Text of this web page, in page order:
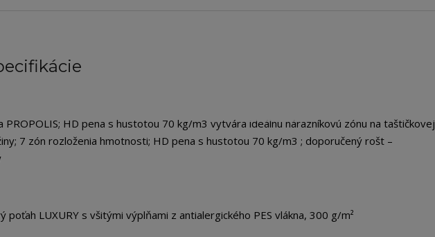
PROPOLIS; HD pena s hustotou 70 kg/m3 vytvára ideálnu nárazníkovú zónu na taštičkovej
7 zón rozloženia hmotnosti; HD pena s hustotou 70 kg/m3 ; doporučený rošt –
poťah LUXURY s všitými výplňami z antialergického PES vlákna, 300 g/m²